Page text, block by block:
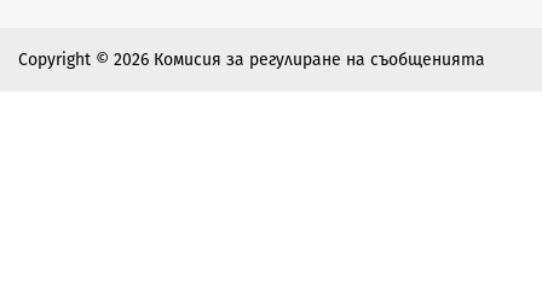
Copyright © 2026 Комисия за регулиране на съобщенията